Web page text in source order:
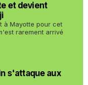
et devient
à Mayotte pour cet
rarement arrivé
s'attaque aux